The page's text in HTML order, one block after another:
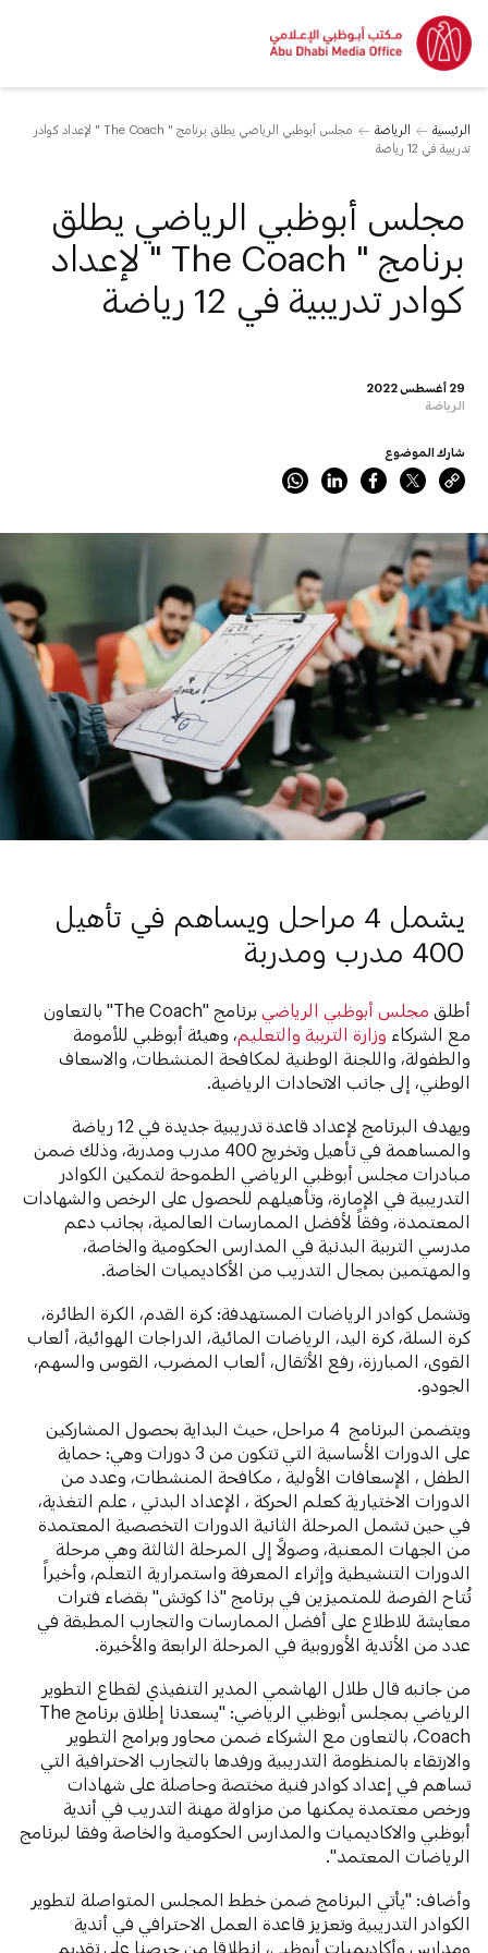
الرئيسية الرياضة
مجلس أبوظبي الرياضي يطلق برنامج " The Coach " لإعداد كوادر
تدريبية في 12 رياضة
29 أغسطس 2022
الرياضة
مجلس أبوظبي الرياضي يطلق
برنامج " The Coach " لإعداد
كوادر تدريبية في 12 رياضة
يشمل 4 مراحل ويساهم في تأهيل
400 مدرب ومدربة
شارك الموضوع
أطلق مجلس أبوظبي الرياضي
برنامج "The Coach" بالتعاون
مع الشركاء وزارة التربية والتعليم، وهيئة أبوظبي للأمومة
والطفولة، واللجنة الوطنية لمكافحة المنشطات، والاسعاف
الوطني، إلى جانب الاتحادات الرياضية.
ويهدف البرنامج لإعداد قاعدة تدريبية جديدة في 12 رياضة
والمساهمة في تأهيل وتخريج 400 مدرب ومدربة، وذلك ضمن
مبادرات مجلس أبوظبي الرياضي الطموحة لتمكين الكوادر
التدريبية في الإمارة، وتأهيلهم للحصول على الرخص والشهادات
المعتمدة، وفقاً لأفضل الممارسات العالمية، بجانب دعم
مدرسي التربية البدنية في المدارس الحكومية والخاصة،
والمهتمين بمجال التدريب من الأكاديميات الخاصة.
وتشمل كوادر الرياضات المستهدفة: كرة القدم، الكرة الطائرة،
كرة السلة، كرة اليد، الرياضات المائية، الدراجات الهوائية، ألعاب
القوى، المبارزة، رفع الأثقال، ألعاب المضرب، القوس والسهم،
الجودو.
ويتضمن البرنامج 4 مراحل، حيث البداية بحصول المشاركين
على الدورات الأساسية التي تتكون من 3 دورات وهي: حماية
الطفل ، الإسعافات الأولية ، مكافحة المنشطات، وعدد من
الدورات الاختيارية كعلم الحركة ، الإعداد البدني ، علم التغذية،
في حين تشمل المرحلة الثانية الدورات التخصصية المعتمدة
من الجهات المعنية، وصولاً إلى المرحلة الثالثة وهي مرحلة
الدورات التنشيطية وإثراء المعرفة واستمرارية التعلم، وأخيراً
تُتاح الفرصة للمتميزين في برنامج "ذا كوتش" بقضاء فترات
معايشة للاطلاع على أفضل الممارسات والتجارب المطبقة في
عدد من الأندية الأوروبية في المرحلة الرابعة والأخيرة.
من جانبه قال طلال الهاشمي المدير التنفيذي لقطاع التطوير
الرياضي بمجلس أبوظبي الرياضي: "يسعدنا إطلاق برنامج The
Coach، بالتعاون مع الشركاء ضمن محاور وبرامج التطوير
والارتقاء بالمنظومة التدريبية ورفدها بالتجارب الاحترافية التي
تساهم في إعداد كوادر فنية مختصة وحاصلة على شهادات
ورخص معتمدة يمكنها من مزاولة مهنة التدريب في أندية
أبوظبي والاكاديميات والمدارس الحكومية والخاصة وفقا لبرنامج
الرياضات المعتمد".
وأضاف: "يأتي البرنامج ضمن خطط المجلس المتواصلة لتطوير
الكوادر التدريبية وتعزيز قاعدة العمل الاحترافي في أندية
ومدارس وأكاديميات أبوظبي، انطلاقا من حرصنا على تقديم